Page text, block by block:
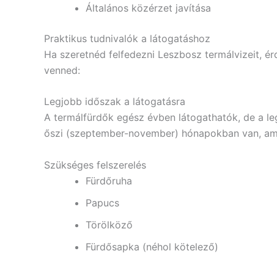
Általános közérzet javítása
Praktikus tudnivalók a látogatáshoz
Ha szeretnéd felfedezni Leszbosz termálvizeit,
venned:
Legjobb időszak a látogatásra
A termálfürdők egész évben látogathatók, de a
őszi (szeptember-november) hónapokban van,
Szükséges felszerelés
Fürdőruha
Papucs
Törölköző
Fürdősapka (néhol kötelező)